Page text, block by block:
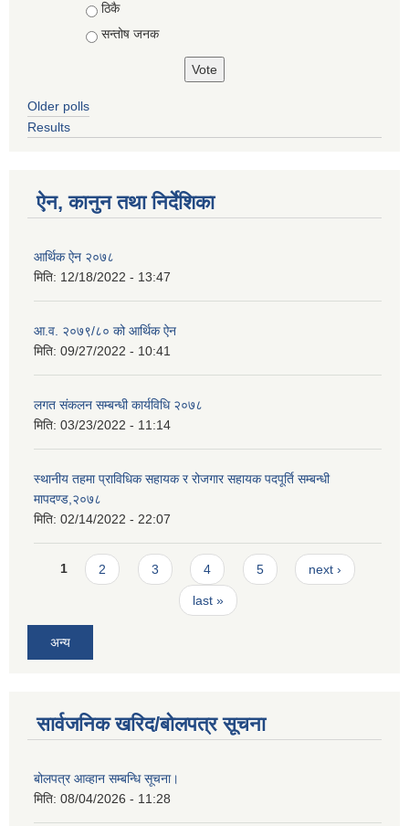
ठिकै
सन्तोष जनक
Older polls
Results
ऐन, कानुन तथा निर्देशिका
आर्थिक ऐन २०७८
मिति: 12/18/2022 - 13:47
आ.व. २०७९/८० को आर्थिक ऐन
मिति: 09/27/2022 - 10:41
लगत संकलन सम्बन्धी कार्यविधि २०७८
मिति: 03/23/2022 - 11:14
स्थानीय तहमा प्राविधिक सहायक र रोजगार सहायक पदपूर्ति सम्बन्धी
मापदण्ड,२०७८
मिति: 02/14/2022 - 22:07
Pages
1 2 3 4 5 next ›
last »
अन्य
सार्वजनिक खरिद/बोलपत्र सूचना
बोलपत्र आव्हान सम्बन्धि सूचना।
मिति: 08/04/2026 - 11:28